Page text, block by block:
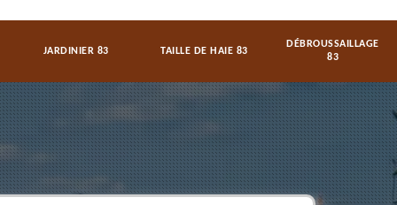
JARDINIER 83 TAILLE DE HAIE 83
DÉBROUSSAILLAGE
83